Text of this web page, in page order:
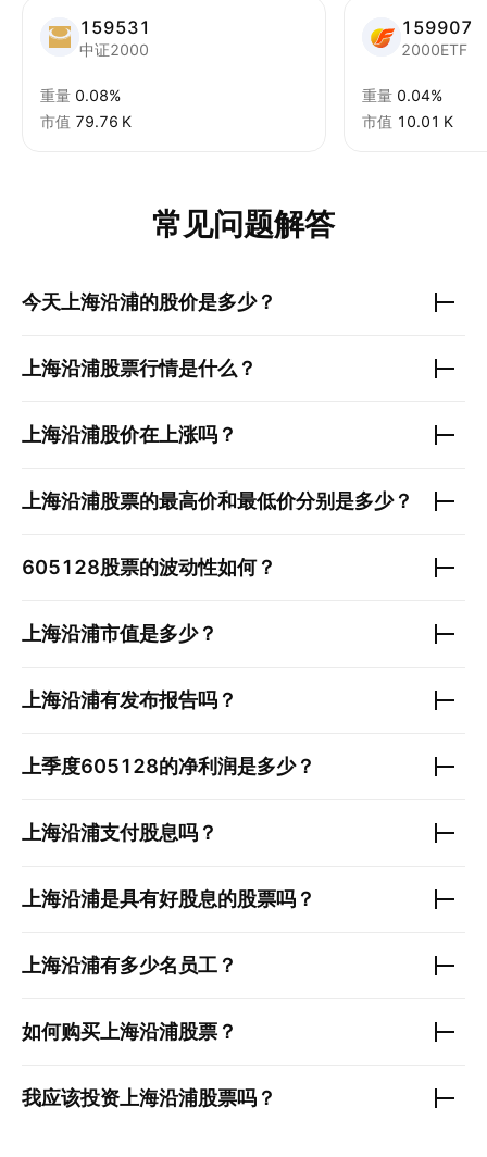
159531
中证2000
重量 0.08%
市值 ‪79.76 K‬
159907
2000ETF
重量 0.04%
市值 ‪10.01 K‬
常见问题解答
今天 上海沿浦的股价是多少？
上海沿浦股票行情是什么？
上海沿浦股价在上涨吗？
上海沿浦股票的最高价和最低价分别是多少？
605128股票的波动性如何？
上海沿浦市值是多少？
上海沿浦有发布报告吗？
上季度605128的净利润是多少？
上海沿浦支付股息吗？
上海沿浦是具有好股息的股票吗？
上海沿浦有多少名员工？
如何购买 上海沿浦股票？
我应该投资 上海沿浦股票吗？